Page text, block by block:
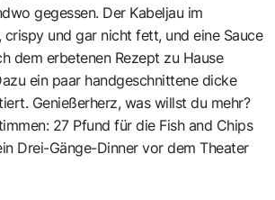
gegessen. Der Kabeljau im
und gar nicht fett, und eine Sauce
dem erbetenen Rezept zu Hause
ein paar handgeschnittene dicke
Genießerherz, was willst du mehr?
27 Pfund für die Fish and Chips
Drei-Gänge-Dinner vor dem Theater